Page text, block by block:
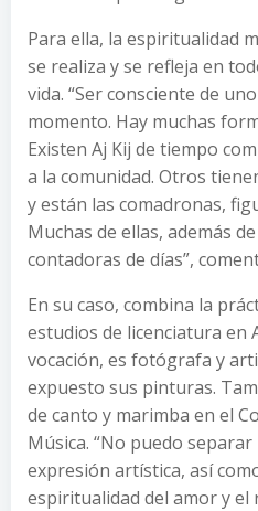
Para ella, la espiritualidad
se realiza y se refleja en
vida. “Ser consciente de
momento. Hay muchas
Existen Aj Kij de tiempo
a la comunidad. Otros
y están las comadronas,
Muchas de ellas, además
contadoras de días”,
En su caso, combina la
estudios de licenciatura en
vocación, es fotógrafa y
expuesto sus pinturas.
de canto y marimba en el
Música. “No puedo
expresión artística, así
espiritualidad del amor y el